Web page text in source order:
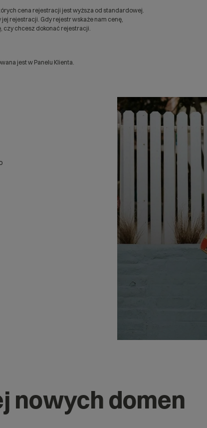
cena rejestracji jest wyższa od standardowej.
rejestracji. Gdy rejestr wskaże nam cenę,
czy chcesz dokonać rejestracji.
jest w Panelu Klienta.
nowych domen